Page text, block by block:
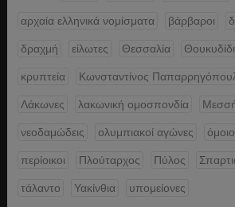
αρχαία ελληνικά νομίσματα βάρβαροι
δραχμή είλωτες Θεσσαλία
κρυπτεία Κωνσταντίνος
Λάκωνες λακωνική ομοσπονδία
νεοδαμώδεις ολυμπιακοί αγώνες
περίοικοι Πλούταρχος Πύλος
τάλαντο Υακίνθια υπομείονες